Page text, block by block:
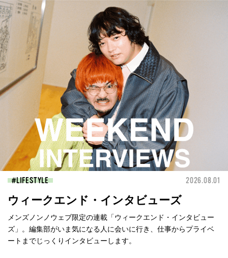
LIFESTYLE 2026.08.01
ウィークエンド・インタビューズ
メンズノンノウェブ限定の連載「ウィークエンド・インタビュー
ズ」。編集部がいま気になる人に会いに行き、仕事からプライベ
ートまでじっくりインタビューします。